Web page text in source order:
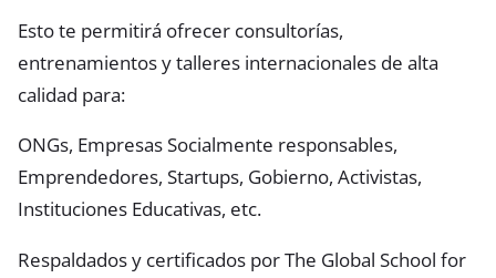
Esto te permitirá ofrecer consultorías,
entrenamientos y talleres internacionales de alta
calidad para:
ONGs, Empresas Socialmente responsables,
Emprendedores, Startups, Gobierno, Activistas,
Instituciones Educativas, etc.
Respaldados y certificados por The Global School for